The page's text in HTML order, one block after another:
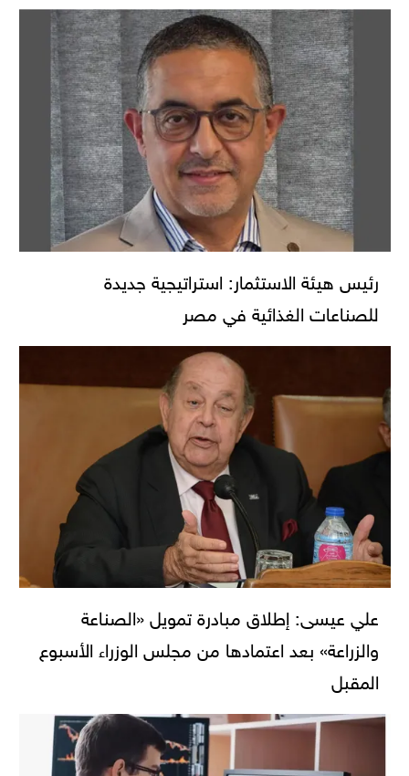
رئيس هيئة الاستثمار: استراتيجية جديدة
للصناعات الغذائية في مصر
علي عيسى: إطلاق مبادرة تمويل «الصناعة
والزراعة» بعد اعتمادها من مجلس الوزراء الأسبوع
المقبل